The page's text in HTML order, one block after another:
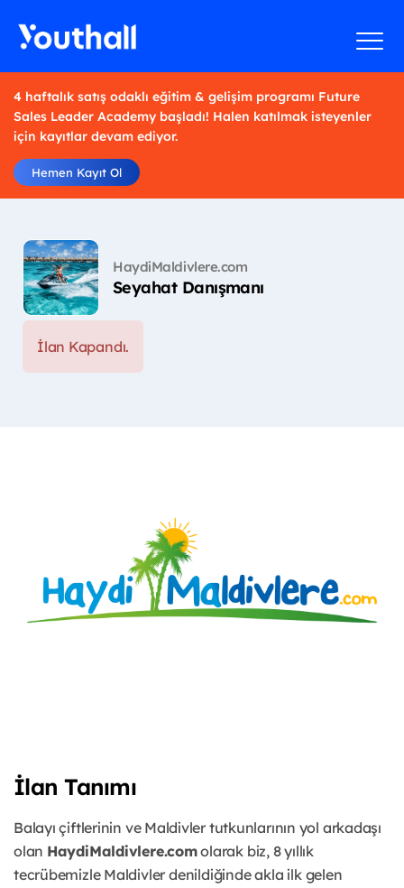
4 haftalık satış odaklı eğitim & gelişim programı Future
Sales Leader Academy başladı! Halen katılmak isteyenler
için kayıtlar devam ediyor.
Hemen Kayıt Ol
HaydiMaldivlere.com
Seyahat Danışmanı
İlan Kapandı.
İlan Tanımı
Balayı çiftlerinin ve Maldivler tutkunlarının yol arkadaşı
olan HaydiMaldivlere.comolarak biz, 8 yıllık
tecrübemizle Maldivler denildiğinde akla ilk gelen